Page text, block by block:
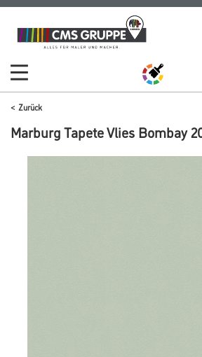
Zum
Inhalt
Zum
Navigationsmenü
Zurück
Marburg Tapete Vlies Bombay